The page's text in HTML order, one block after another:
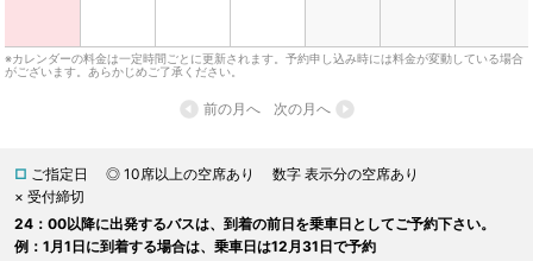
※カレンダーの料金は一定時間ごとに更新されます。予約申し込み時には料金が変動している場合
がございます。あらかじめご了承ください。
前の月へ 次の月へ
□ ご指定日 ◎ 10席以上の空席あり
数字 表示分の空席あり
× 受付締切
24：00以降に出発するバスは、到着の前日を乗車日としてご予約下さい。
例：1月1日に到着する場合は、乗車日は12月31日で予約